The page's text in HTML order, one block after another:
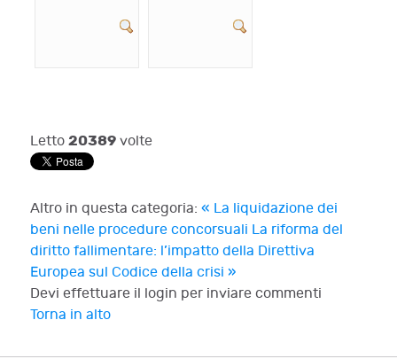
Letto 20389 volte
Altro in questa categoria: « La liquidazione dei
beni nelle procedure concorsuali La riforma del
diritto fallimentare: l’impatto della Direttiva
Europea sul Codice della crisi »
Devi effettuare il login per inviare commenti
Torna in alto